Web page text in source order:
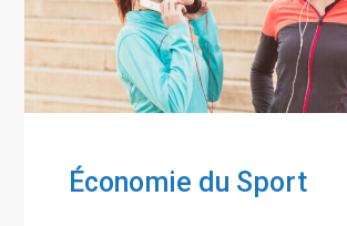
Économie du Sport